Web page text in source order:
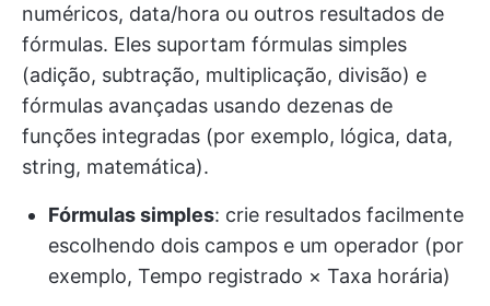
numéricos, data/hora ou outros resultados de
fórmulas. Eles suportam fórmulas simples
(adição, subtração, multiplicação, divisão) e
fórmulas avançadas usando dezenas de
funções integradas (por exemplo, lógica, data,
string, matemática).
Fórmulas simples: crie resultados facilmente
escolhendo dois campos e um operador (por
exemplo, Tempo registrado × Taxa horária)